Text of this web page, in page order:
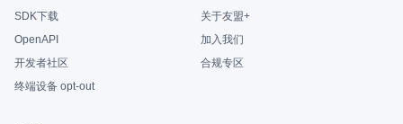
SDK下载
OpenAPI
开发者社区
终端设备 opt-out
关于友盟+
加入我们
合规专区